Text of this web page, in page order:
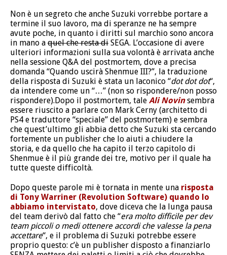
Non è un segreto che anche Suzuki vorrebbe portare a
termine il suo lavoro, ma di speranze ne ha sempre
avute poche, in quanto i diritti sul marchio sono ancora
in mano a quel che resta di SEGA. L’occasione di avere
ulteriori informazioni sulla sua volontà è arrivata anche
nella sessione Q&A del postmortem, dove a precisa
domanda “Quando uscirà Shenmue III?”, la traduzione
della risposta di Suzuki è stata un laconico “dot dot dot“,
da intendere come un “…” (non so rispondere/non posso
rispondere).Dopo il postmortem, tale Ali Novinsembra
essere riuscito a parlare con Mark Cerny (architetto di
PS4 e traduttore “speciale” del postmortem) e sembra
che quest’ultimo gli abbia detto che Suzuki sta cercando
fortemente un publisher che lo aiuti a chiudere la
storia, e da quello che ha capito il terzo capitolo di
Shenmue è il più grande dei tre, motivo per il quale ha
tutte queste difficoltà.
Dopo queste parole mi è tornata in mente una risposta
di Tony Warriner (Revolution Software) quando lo
abbiamo intervistato, dove diceva che la lunga pausa
del team derivò dal fatto che “era molto difficile per dev
team piccoli o medi ottenere accordi che valesse la pena
accettare“, e il problema di Suzuki potrebbe essere
proprio questo: c’è un publisher disposto a finanziarlo